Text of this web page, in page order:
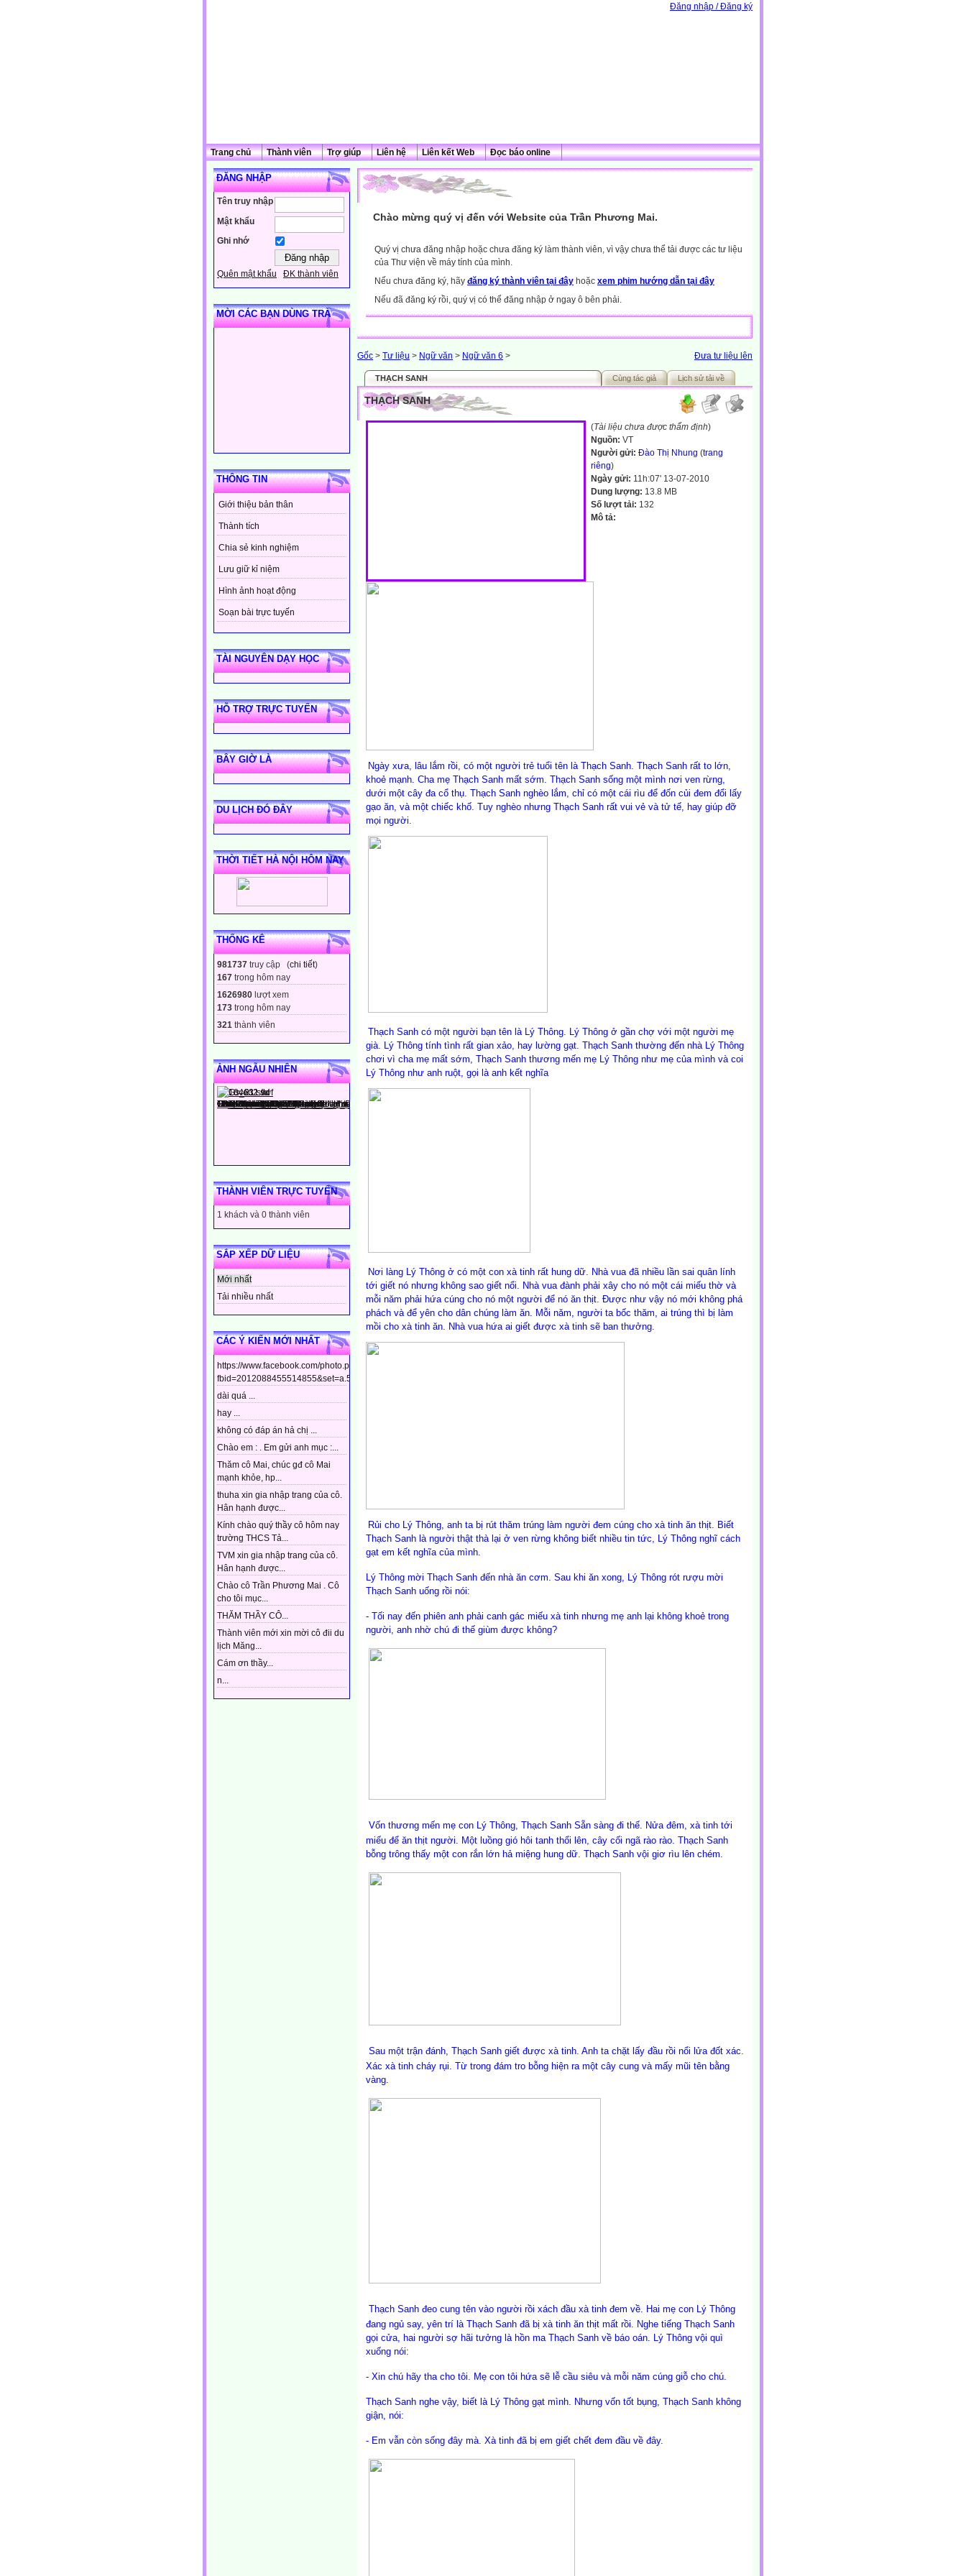
Đăng nhập / Đăng ký
Trang chủ Thành viên Trợ giúp Liên hệ Liên kết Web Đọc báo online
ĐĂNG NHẬP
Tên truy nhập
Mật khẩu
Ghi nhớ
Quên mật khẩu ĐK thành viên
MỜI CÁC BẠN DÙNG TRÀ
THÔNG TIN
Giới thiệu bản thân
Thành tích
Chia sẻ kinh nghiệm
Lưu giữ kỉ niệm
Hình ảnh hoạt động
Soạn bài trực tuyến
TÀI NGUYÊN DẠY HỌC
HỖ TRỢ TRỰC TUYẾN
BÂY GIỜ LÀ
DU LỊCH ĐÓ ĐÂY
THỜI TIẾT HÀ NỘI HÔM NAY
THỐNG KÊ
981737 truy cập (chi tiết)
167 trong hôm nay
1626980 lượt xem
173 trong hôm nay
321 thành viên
ẢNH NGẪU NHIÊN
THÀNH VIÊN TRỰC TUYẾN
1 khách và 0 thành viên
SẮP XẾP DỮ LIỆU
Mới nhất
Tải nhiều nhất
CÁC Ý KIẾN MỚI NHẤT
https://www.facebook.com/photo.php?
fbid=2012088455514855&set=a.544799448910437&type=3&theater...
dài quá ...
hay ...
không có đáp án hả chị ...
Chào em : . Em gửi anh mục :...
Thăm cô Mai, chúc gđ cô Mai
mạnh khỏe, hp...
thuha xin gia nhập trang của cô.
Hân hạnh được...
Kính chào quý thầy cô hôm nay
trường THCS Tả...
TVM xin gia nhập trang của cô.
Hân hạnh được...
Chào cô Trần Phương Mai . Cô
cho tôi mục...
THĂM THẦY CÔ...
Thành viên mới xin mời cô đii du
lịch Măng...
Cám ơn thầy...
n...
Chào mừng quý vị đến với Website của Trần Phương Mai.
Quý vị chưa đăng nhập hoặc chưa đăng ký làm thành viên, vì vậy chưa thể tải được các tư liệu
của Thư viện về máy tính của mình.
Nếu chưa đăng ký, hãy đăng ký thành viên tại đây hoặc xem phim hướng dẫn tại đây
Nếu đã đăng ký rồi, quý vị có thể đăng nhập ở ngay ô bên phải.
Đưa tư liệu lên
Gốc > Tư liệu > Ngữ văn > Ngữ văn 6 >
THẠCH SANH Cùng tác giả Lịch sử tải về
THẠCH SANH
(Tài liệu chưa được thẩm định)
Nguồn: VT
Người gửi: Đào Thị Nhung (trang
riêng)
Ngày gửi: 11h:07' 13-07-2010
Dung lượng: 13.8 MB
Số lượt tải: 132
Mô tả:
Ngày xưa, lâu lắm rồi, có một người trẻ tuổi tên là Thạch Sanh. Thạch Sanh rất to lớn,
khoẻ mạnh. Cha mẹ Thạch Sanh mất sớm. Thạch Sanh sống một mình nơi ven rừng,
dưới một cây đa cổ thụ. Thạch Sanh nghèo lắm, chỉ có một cái rìu để đốn củi đem đổi lấy
gạo ăn, và một chiếc khố. Tuy nghèo nhưng Thạch Sanh rất vui vẻ và tử tế, hay giúp đỡ
mọi người.
Thạch Sanh có một người bạn tên là Lý Thông. Lý Thông ở gần chợ với một người mẹ
già. Lý Thông tính tình rất gian xảo, hay lường gạt. Thạch Sanh thường đến nhà Lý Thông
chơi vì cha mẹ mất sớm, Thạch Sanh thương mến mẹ Lý Thông như mẹ của mình và coi
Lý Thông như anh ruột, gọi là anh kết nghĩa
Nơi làng Lý Thông ở có một con xà tinh rất hung dữ. Nhà vua đã nhiều lần sai quân lính
tới giết nó nhưng không sao giết nổi. Nhà vua đành phải xây cho nó một cái miếu thờ và
mỗi năm phải hứa cúng cho nó một người để nó ăn thịt. Được như vậy nó mới không phá
phách và để yên cho dân chúng làm ăn. Mỗi năm, người ta bốc thăm, ai trúng thì bị làm
mồi cho xà tinh ăn. Nhà vua hứa ai giết được xà tinh sẽ ban thưởng.
Rủi cho Lý Thông, anh ta bị rút thăm trúng làm người đem cúng cho xà tinh ăn thịt. Biết
Thạch Sanh là người thật thà lại ở ven rừng không biết nhiều tin tức, Lý Thông nghĩ cách
gạt em kết nghĩa của mình.
Lý Thông mời Thạch Sanh đến nhà ăn cơm. Sau khi ăn xong, Lý Thông rót rượu mời
Thạch Sanh uống rồi nói:
- Tối nay đến phiên anh phải canh gác miếu xà tinh nhưng mẹ anh lại không khoẻ trong
người, anh nhờ chú đi thế giùm được không?
Vốn thương mến mẹ con Lý Thông, Thạch Sanh Sẵn sàng đi thế. Nửa đêm, xà tinh tới
miếu để ăn thịt người. Một luồng gió hôi tanh thổi lên, cây cối ngã rào rào. Thạch Sanh
bỗng trông thấy một con rắn lớn hả miệng hung dữ. Thạch Sanh vội giơ rìu lên chém.
Sau một trận đánh, Thạch Sanh giết được xà tinh. Anh ta chặt lấy đầu rồi nổi lửa đốt xác.
Xác xà tinh cháy rụi. Từ trong đám tro bỗng hiện ra một cây cung và mấy mũi tên bằng
vàng.
Thạch Sanh đeo cung tên vào người rồi xách đầu xà tinh đem về. Hai mẹ con Lý Thông
đang ngủ say, yên trí là Thạch Sanh đã bị xà tinh ăn thịt mất rồi. Nghe tiếng Thạch Sanh
gọi cửa, hai người sợ hãi tưởng là hồn ma Thạch Sanh về báo oán. Lý Thông vội quì
xuống nói:
- Xin chú hãy tha cho tôi. Mẹ con tôi hứa sẽ lễ cầu siêu và mỗi năm cúng giỗ cho chú.
Thạch Sanh nghe vậy, biết là Lý Thông gạt mình. Nhưng vốn tốt bụng, Thạch Sanh không
giận, nói:
- Em vẫn còn sống đây mà. Xà tinh đã bị em giết chết đem đầu về đây.